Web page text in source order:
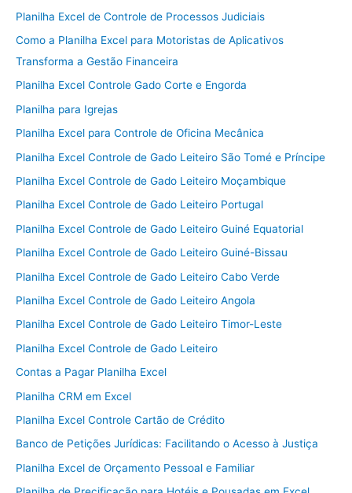
Planilha Excel de Controle de Processos Judiciais
Como a Planilha Excel para Motoristas de Aplicativos
Transforma a Gestão Financeira
Planilha Excel Controle Gado Corte e Engorda
Planilha para Igrejas
Planilha Excel para Controle de Oficina Mecânica
Planilha Excel Controle de Gado Leiteiro São Tomé e Príncipe
Planilha Excel Controle de Gado Leiteiro Moçambique
Planilha Excel Controle de Gado Leiteiro Portugal
Planilha Excel Controle de Gado Leiteiro Guiné Equatorial
Planilha Excel Controle de Gado Leiteiro Guiné-Bissau
Planilha Excel Controle de Gado Leiteiro Cabo Verde
Planilha Excel Controle de Gado Leiteiro Angola
Planilha Excel Controle de Gado Leiteiro Timor-Leste
Planilha Excel Controle de Gado Leiteiro
Contas a Pagar Planilha Excel
Planilha CRM em Excel
Planilha Excel Controle Cartão de Crédito
Banco de Petições Jurídicas: Facilitando o Acesso à Justiça
Planilha Excel de Orçamento Pessoal e Familiar